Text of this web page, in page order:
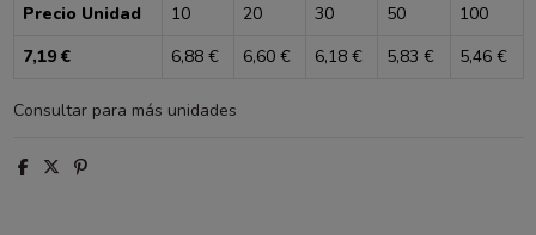
Precio Unidad 10 20 30 50
100
7,19 €
6,88 € 6,60 € 6,18 € 5,83 € 5,46 €
Consultar para más unidades